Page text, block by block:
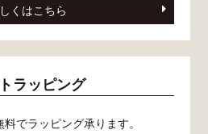
くはこちら
ラッピング
でラッピング承ります。